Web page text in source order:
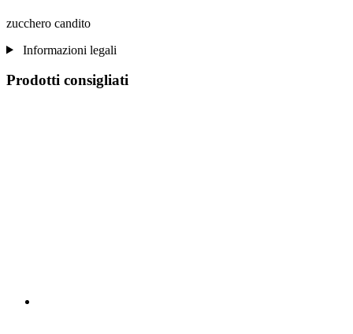
zucchero candito
Informazioni legali
Prodotti consigliati